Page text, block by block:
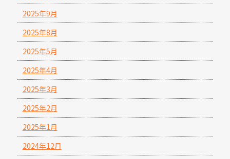
2025年9月
2025年8月
2025年5月
2025年4月
2025年3月
2025年2月
2025年1月
2024年12月